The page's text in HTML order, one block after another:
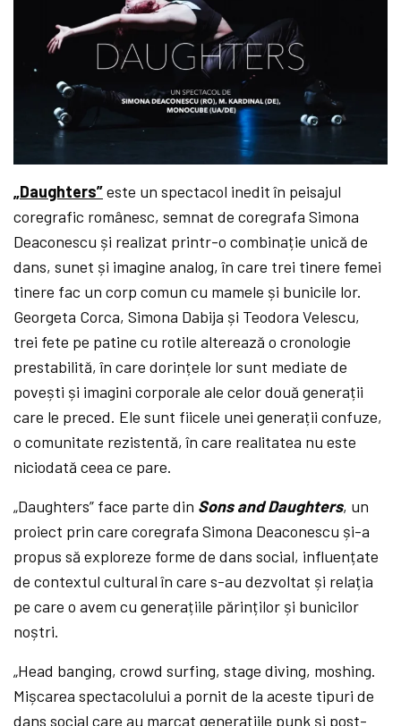
„Daughters”este un spectacol inedit în peisajul
coregrafic românesc, semnat de coregrafa Simona
Deaconescu și realizat printr-o combinație unică de
dans, sunet și imagine analog,în care trei tinere femei
tinere fac un corp comun cu mamele și bunicile lor.
Georgeta Corca, Simona Dabija și Teodora Velescu,
trei fete pe patine cu rotile alterează o cronologie
prestabilită, în care dorințele lor sunt mediate de
povești și imagini corporale ale celor două generații
care le preced. Ele sunt fiicele unei generații confuze,
o comunitate rezistentă, în care realitatea nu este
niciodată ceea ce pare.
„Daughters” face parte din Sons and Daughters, un
proiect prin care coregrafa Simona Deaconescu și-a
propus să exploreze forme de dans social, influențate
de contextul cultural în care s-au dezvoltat și relația
pe care o avem cu generațiile părinților și bunicilor
noștri.
„Head banging, crowd surfing, stage diving, moshing.
Mișcarea spectacolului a pornit de la aceste tipuri de
dans social care au marcat generațiile punk și post-